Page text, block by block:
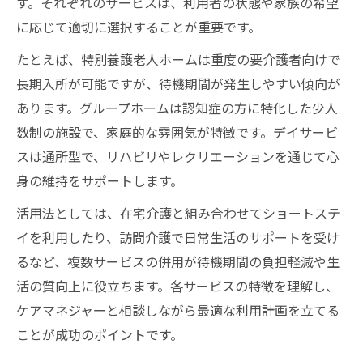
に応じて適切に選択することが重要です。
たとえば、特別養護老人ホームは重度の要介護者向けで
長期入所が可能ですが、待機期間が発生しやすい傾向が
あります。グループホームは認知症の方に特化した少人
数制の施設で、家庭的な雰囲気が特徴です。デイサービ
スは通所型で、リハビリやレクリエーションを通じて心
身の維持をサポートします。
活用法としては、在宅介護と組み合わせてショートステ
イを利用したり、訪問介護で日常生活のサポートを受け
るなど、複数サービスの併用が待機期間の負担軽減や生
活の質向上に役立ちます。各サービスの特徴を理解し、
ケアマネジャーと相談しながら最適な利用計画を立てる
ことが成功のポイントです。